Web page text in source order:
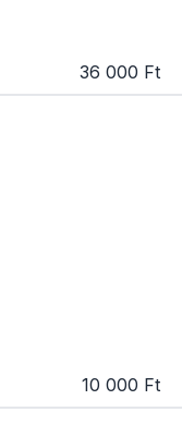
36 000 Ft
10 000 Ft